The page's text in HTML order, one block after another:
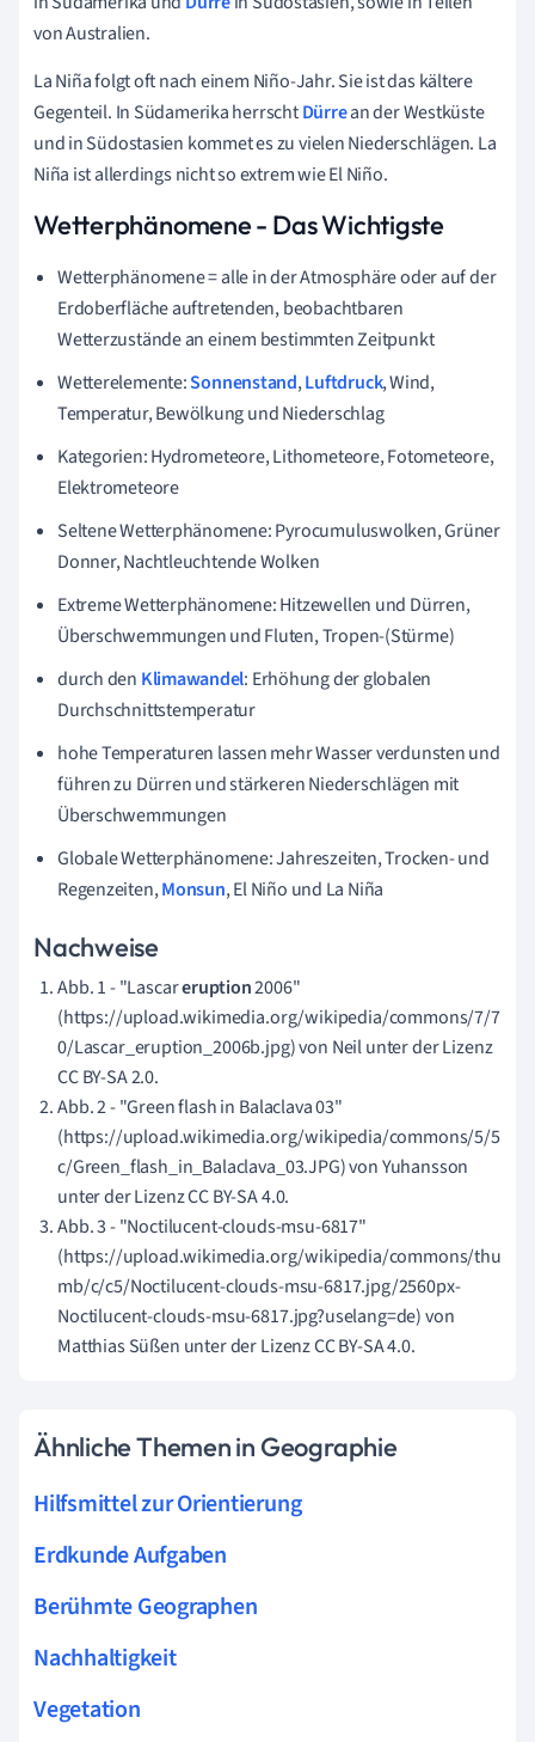
von Australien.
La Niña folgt oft nach einem Niño-Jahr. Sie ist das kältere
Gegenteil. In Südamerika herrschtDürrean der Westküste
und in Südostasien kommet es zu vielen Niederschlägen. La
Niña ist allerdings nicht so extrem wie El Niño.
Wetterphänomene - Das Wichtigste
Wetterphänomene = alle in der Atmosphäre oder auf der
Erdoberfläche auftretenden, beobachtbaren
Wetterzustände an einem bestimmten Zeitpunkt
Wetterelemente:Sonnenstand,Luftdruck, Wind,
Temperatur, Bewölkung und Niederschlag
Kategorien: Hydrometeore, Lithometeore, Fotometeore,
Elektrometeore
Seltene Wetterphänomene: Pyrocumuluswolken, Grüner
Donner, Nachtleuchtende Wolken
Extreme Wetterphänomene: Hitzewellen und Dürren,
Überschwemmungen und Fluten, Tropen-(Stürme)
durch den Klimawandel: Erhöhung der globalen
Durchschnittstemperatur
hohe Temperaturen lassen mehr Wasser verdunsten und
führen zu Dürren und stärkeren Niederschlägen mit
Überschwemmungen
Globale Wetterphänomene: Jahreszeiten, Trocken- und
Regenzeiten,Monsun, El Niño und La Niña
Nachweise
Abb. 1 - "Lascareruption2006"
(https://upload.wikimedia.org/wikipedia/commons/7/7
0/Lascar_eruption_2006b.jpg) von Neil unter der Lizenz
CC BY-SA 2.0.
Abb. 2 - "Green flash in Balaclava 03"
(https://upload.wikimedia.org/wikipedia/commons/5/5
c/Green_flash_in_Balaclava_03.JPG) von Yuhansson
unter der Lizenz CC BY-SA 4.0.
Abb. 3 - "Noctilucent-clouds-msu-6817"
(https://upload.wikimedia.org/wikipedia/commons/thu
mb/c/c5/Noctilucent-clouds-msu-6817.jpg/2560px-
Noctilucent-clouds-msu-6817.jpg?uselang=de) von
Matthias Süßen unter der Lizenz CC BY-SA 4.0.
Ähnliche Themen in Geographie
Hilfsmittel zur Orientierung
Erdkunde Aufgaben
Berühmte Geographen
Nachhaltigkeit
Vegetation